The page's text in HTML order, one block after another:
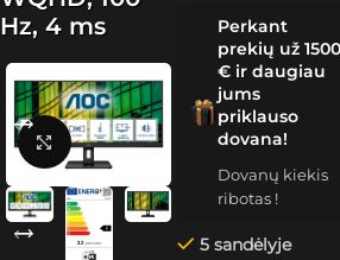
Hz, 4 ms
Spustelėkite, kad padidintumėte
Perkant
prekių už 1500
€ ir daugiau
jums
priklauso
dovana!
Dovanų kiekis
ribotas !
5 sandėlyje